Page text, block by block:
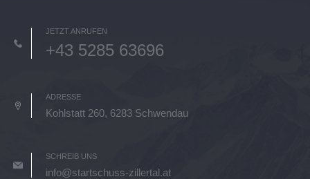
JETZT ANRUFEN
+43 5285 63696
ADRESSE
Kohlstatt 260, 6283 Schwendau
SCHREIB UNS
info@startschuss-zillertal.at